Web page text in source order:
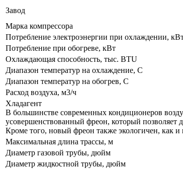
Завод
Марка компрессора
Потребление электроэнергии при охлаждении,
Потребление при обогреве, кВт
Охлаждающая способность, тыс. BTU
Диапазон температур на охлаждение, С
Диапазон температур на обогрев, С
Расход воздуха, м3/ч
Хладагент
В большинстве современных кондиционеров
усовершенствованный фреон, который позволяет
Кроме того, новый фреон также экологичен, как
Максимальная длина трассы, м
Диаметр газовой трубы, дюйм
Диаметр жидкостной трубы, дюйм